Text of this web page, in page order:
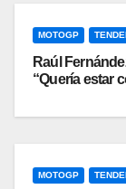
MOTOGP
Raúl
“Quería estar
MOTOGP